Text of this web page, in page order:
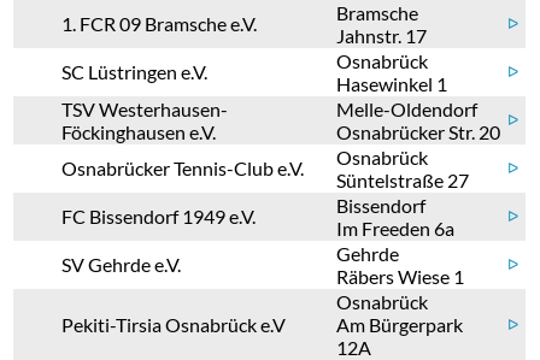
1. FCR 09 Bramsche e.V.
Bramsche
Jahnstr. 17
ᐅ
SC Lüstringen e.V.
Osnabrück
Hasewinkel 1
ᐅ
TSV Westerhausen-
Föckinghausen e.V.
Melle-Oldendorf
Osnabrücker Str. 20
ᐅ
Osnabrücker Tennis-Club e.V.
Osnabrück
Süntelstraße 27
ᐅ
FC Bissendorf 1949 e.V.
Bissendorf
Im Freeden 6a
ᐅ
SV Gehrde e.V.
Gehrde
Räbers Wiese 1
ᐅ
Pekiti-Tirsia Osnabrück e.V
Osnabrück
Am Bürgerpark
12A
ᐅ